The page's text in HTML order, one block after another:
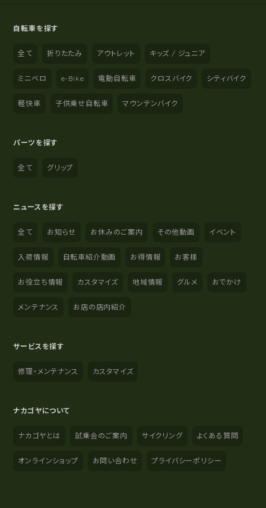
自転車を探す
全て 折りたたみ アウトレット キッズ / ジュニア
ミニベロ e-Bike 電動自転車 クロスバイク シティバイク
軽快車 子供乗せ自転車 マウンテンバイク
パーツを探す
全て グリップ
ニュースを探す
全て お知らせ お休みのご案内 その他動画 イベント
入荷情報 自転車紹介動画 お得情報 お客様
お役立ち情報 カスタマイズ 地域情報 グルメ おでかけ
メンテナンス お店の店内紹介
サービスを探す
修理・メンテナンス カスタマイズ
ナカゴヤについて
ナカゴヤとは 試乗会のご案内 サイクリング よくある質問
オンラインショップ お問い合わせ プライバシーポリシー